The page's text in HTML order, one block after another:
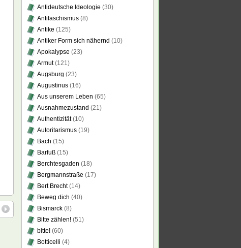
Antideutsche Ideologie (30)
Antifaschismus (8)
Antike (125)
Antiker Form sich nähernd (10)
Apokalypse (23)
Armut(121)
Augsburg (23)
Augustinus (16)
Aus unserem Leben (65)
Ausnahmezustand (21)
Authentizität(10)
Autoritarismus (19)
Bach (15)
Barfuß (15)
Berchtesgaden (18)
Bergmannstraße (17)
Bert Brecht(14)
Beweg dich (40)
Bismarck (8)
Bitte zählen! (51)
bitte! (60)
Botticelli (4)